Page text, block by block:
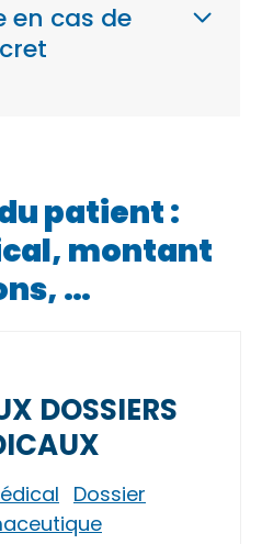
en cas de
patient :
montant
…
DOSSIERS
Dossier